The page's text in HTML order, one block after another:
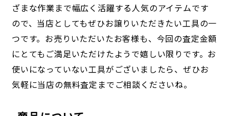
ざまな作業まで幅広く活躍する人気のアイテムです
ので、当店としてもぜひお譲りいただきたい工具の一
つです。お売りいただいたお客様も、今回の査定金額
にとてもご満足いただけたようで嬉しい限りです。お
使いになっていない工具がございましたら、ぜひお
気軽に当店の無料査定までご相談くださいね。